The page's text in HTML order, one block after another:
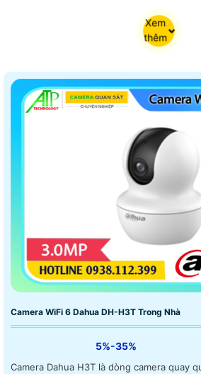
Xem
thêm
Camera WiFi 6 Dahua DH-H3T Trong Nhà
5%-35%
Camera Dahua H3T là dòng camera quay